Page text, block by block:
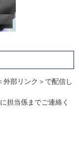
外部リンク＞ で配信し
担当係までご連絡く